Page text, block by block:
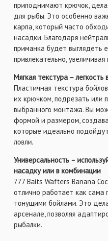
приподнимают крючок,
для рыбы. Это особенно
карпа, который часто
насадки. Благодаря
приманка будет выглядеть
привлекательно,
Мягкая текстура – легкость
Пластичная текстура
их крючком, подрезать или
выбранного монтажа. Вы
формой и размером,
которые идеально
ловли.
Универсальность –
насадку или в комбинации
777 Baits Wafters Banana
отлично работает как сама
тонущими бойлами. Это
арсенале, позволяя
рыбалки.